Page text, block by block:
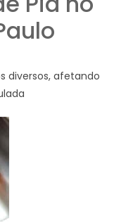
diversos, afetando